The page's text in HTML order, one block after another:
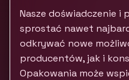
Nasze doświadczenie i
sprostać nawet
odkrywać nowe
producentów, jak i
Opakowania może